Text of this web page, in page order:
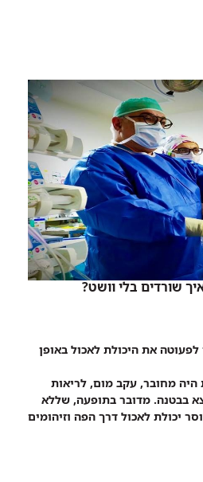
שורדים בלי וושט?
את היכולת לאכול באופן
מחובר, עקב מום, לריאות
בבטנה. מדובר בתופעה, שללא
יכולת לאכול דרך הפה וזיהומים